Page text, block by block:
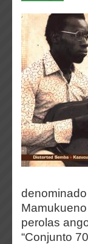
denominado
perolas
“Conjunto